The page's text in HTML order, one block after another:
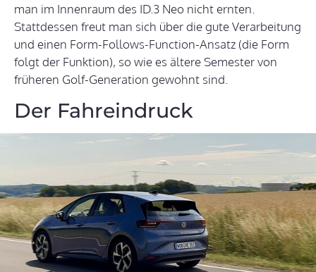
man im Innenraum des ID.3 Neo nicht ernten.
Stattdessen freut man sich über die gute Verarbeitung
und einen Form-Follows-Function-Ansatz (die Form
folgt der Funktion), so wie es ältere Semester von
früheren Golf-Generation gewohnt sind.
Der Fahreindruck